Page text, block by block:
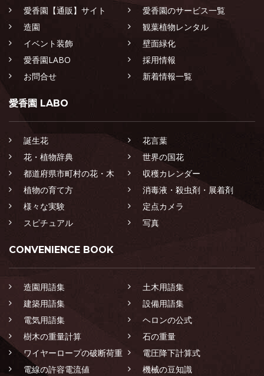
愛香園【通販】サイト
愛香園のサービス一覧
造園
観葉植物レンタル
イベント装飾
壁面緑化
愛香園LABO
採用情報
お問合せ
新着情報一覧
愛香園 LABO
誕生花
花言葉
花・植物辞典
世界の国花
都道府県市町村の花・木
収穫カレンダー
植物の育て方
消毒液・殺虫剤・展着剤
様々な実験
定点カメラ
スピチュアル
写真
CONVENIENCE BOOK
造園用語集
土木用語集
建築用語集
設備用語集
電気用語集
ヘロンの公式
樹木の重量計算
石の重量
ワイヤーロープの破断荷重
電圧降下計算式
電線の許容電流値
機械の豆知識